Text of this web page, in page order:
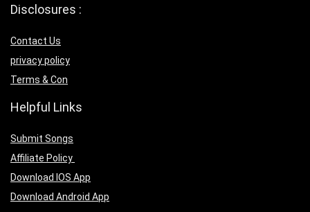
Disclosures :
Contact Us
privacy policy
Terms & Con
Helpful Links
Submit Songs
Affiliate Policy
Download IOS App
Download Android App